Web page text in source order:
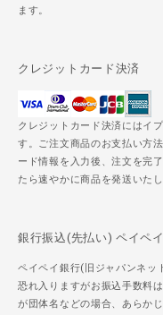
ます。
クレジットカード決済
クレジットカード決済にはイ
す。ご注文商品のお支払い方
ード情報を入力後、注文を完
たら速やかに商品を発送いた
銀行振込(先払い) ペイペ
ペイペイ銀行(旧ジャパンネッ
恐れ入りますがお振込手数料
が団体名などの場合、あらか